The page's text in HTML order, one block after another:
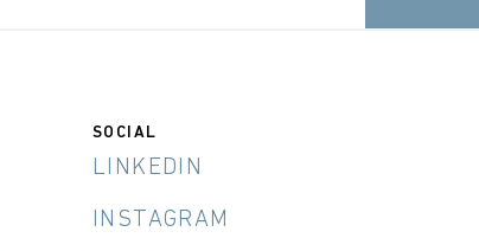
SOCIAL
LINKEDIN
INSTAGRAM